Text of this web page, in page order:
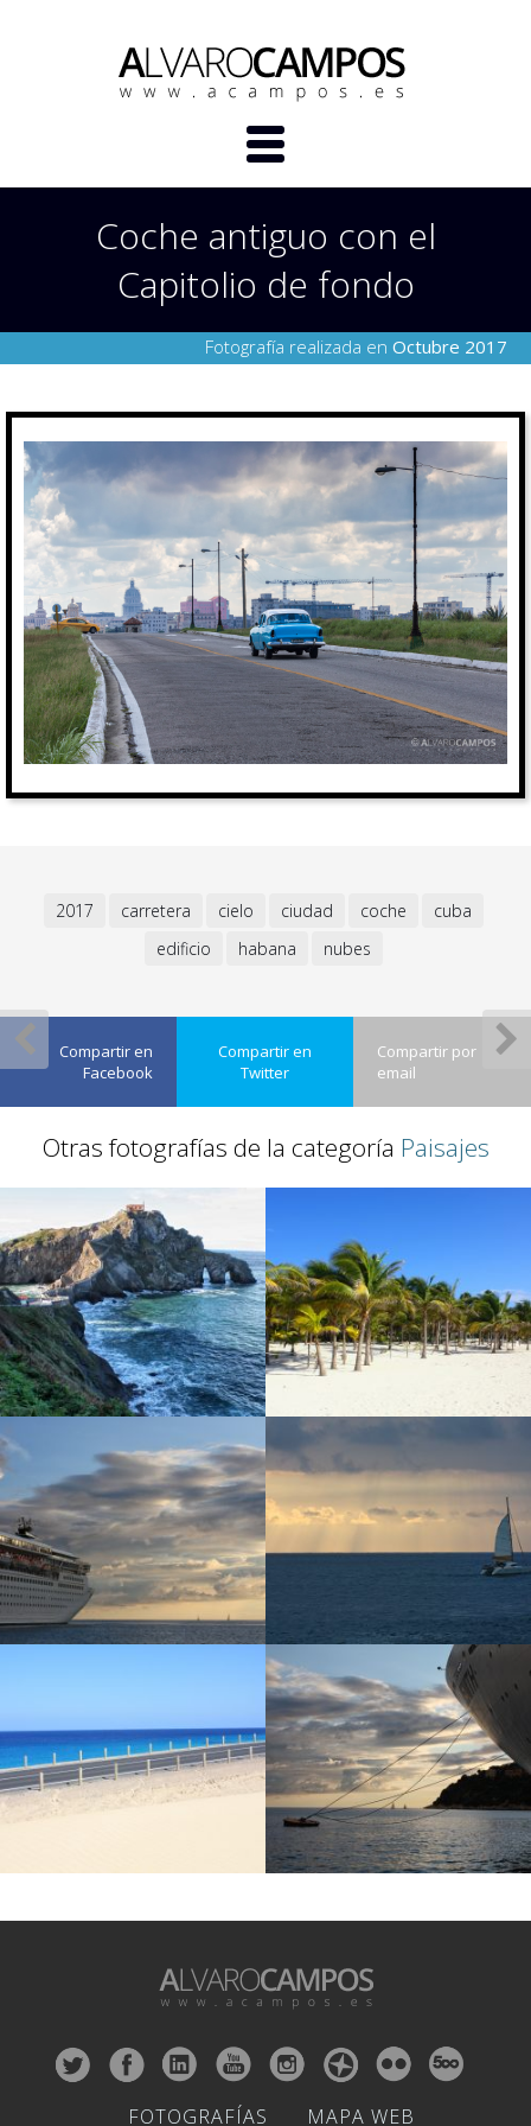
Coche antiguo con el
Capitolio de fondo
Fotografía realizada en Octubre 2017
2017 carretera cielo ciudad coche
cuba
edificio
habana nubes
Compartir en
Facebook
Compartir en
Twitter
Compartir por
email
Otras fotografías de la categoría Paisajes
FOTOGRAFÍAS MAPA WEB